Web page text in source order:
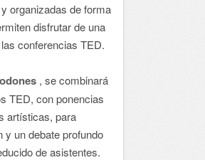
organizadas de forma
disfrutar de una
conferencias TED.
, se combinará
TED, con ponencias
artísticas, para
y un debate profundo
de asistentes.